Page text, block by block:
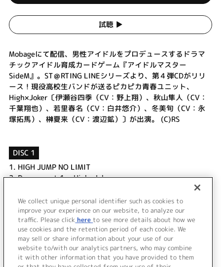
試聴 ▶︎
Mobageにて配信、男性アイドルをプロデュースするドラマ
チックアイドル育成カードゲーム『アイドルマスター
SideM』。ST＠RTING LINEシリーズより、第４弾CDがリリ
ース！現役高校生バンドが送るピカピカ青春ユニット、
High×Joker〔伊瀬谷四季（CV：野上翔）、秋山隼人（CV：
千葉翔也）、若里春名（CV：白井悠介）、冬美旬（CV：永
塚拓馬）、榊夏来（CV：渡辺鉱）〕が出演。 (C)RS
DISC 1
1. HIGH JUMP NO LIMIT
2.Drama part 1 ～High×Joker～
Drama part 2 ～High×Joker＆Beit～
DRIVE A LIVE (High×Joker ver.)
＜ BACK
We collect unique personal identifier such as cookies to
improve your experience on our website, to analyze our
traffic. Please click here to see more details about how we
use cookies and the retention period of each cookie. We
may sell or share information about your use of our
website to/with our analytics partners, who may combine
it with other information that you have provided to them